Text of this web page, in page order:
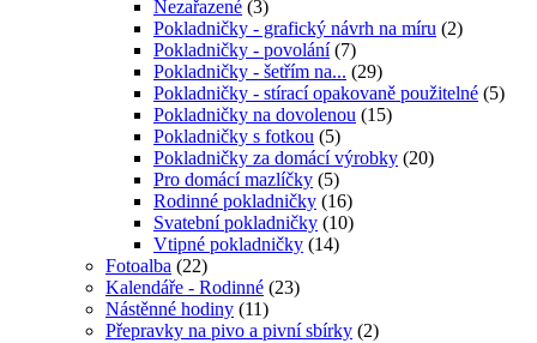
Nezařazené (3)
Pokladničky - grafický návrh na míru (2)
Pokladničky - povolání (7)
Pokladničky - šetřím na... (29)
Pokladničky - stírací opakovaně použitelné (5)
Pokladničky na dovolenou (15)
Pokladničky s fotkou (5)
Pokladničky za domácí výrobky (20)
Pro domácí mazlíčky (5)
Rodinné pokladničky (16)
Svatební pokladničky (10)
Vtipné pokladničky (14)
Fotoalba (22)
Kalendáře - Rodinné (23)
Nástěnné hodiny (11)
Přepravky na pivo a pivní sbírky (2)